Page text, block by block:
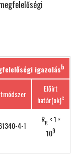
igazolásb
Előírt
határ(ok)c
4-1
Rg < 1 ×
109